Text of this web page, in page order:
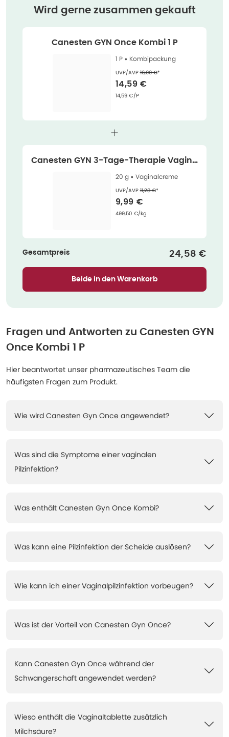
Wird gerne zusammen gekauft
Canesten GYN Once Kombi 1 P
1 P • Kombipackung
UVP/AVPEhemaliger Preis (U V P)
16,99 €*
Verkaufspreis
14,59 €
Grundpreis
14,59 €/P
Canesten GYN 3-Tage-Therapie Vagina
lcreme 20 g
20 g • Vaginalcreme
UVP/AVPEhemaliger Preis (U V P)
11,28 €*
Verkaufspreis
9,99 €
Grundpreis:
499,50 €/kg
Gesamtpreis 24,58 €
Beide in den Warenkorb
Fragen und Antworten zu Canesten GYN
Once Kombi 1 P
Hier beantwortet unser pharmazeutisches Team die
häufigsten Fragen zum Produkt.
Wie wird Canesten Gyn Once angewendet?
Was sind die Symptome einer vaginalen
Pilzinfektion?
Was enthält Canesten Gyn Once Kombi?
Was kann eine Pilzinfektion der Scheide auslösen?
Wie kann ich einer Vaginalpilzinfektion vorbeugen?
Was ist der Vorteil von Canesten Gyn Once?
Kann Canesten Gyn Once während der
Schwangerschaft angewendet werden?
Wieso enthält die Vaginaltablette zusätzlich
Milchsäure?